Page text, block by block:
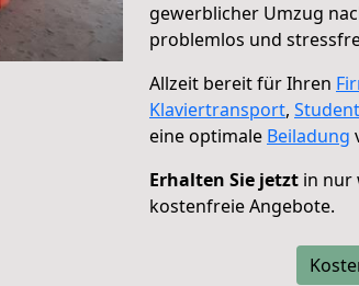
gewerblicher Umzug
problemlos und
Allzeit bereit für Ihren
Klaviertransport,
eine optimale Beiladung
Erhalten Sie jetzt in nur
kostenfreie Angebote.